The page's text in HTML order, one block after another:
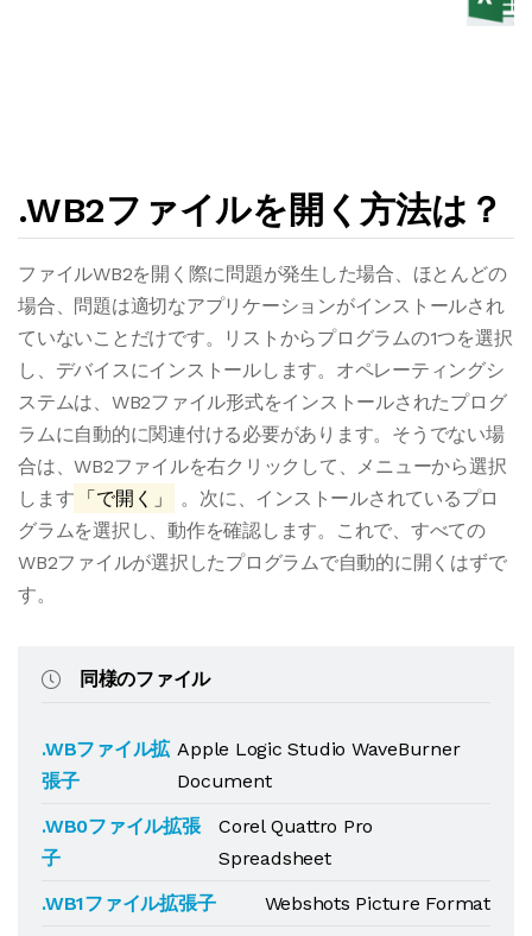
.WB2ファイルを開く方法は？
ファイルWB2を開く際に問題が発生した場合、ほとんどの
場合、問題は適切なアプリケーションがインストールされ
ていないことだけです。リストからプログラムの1つを選択
し、デバイスにインストールします。オペレーティングシ
ステムは、WB2ファイル形式をインストールされたプログ
ラムに自動的に関連付ける必要があります。そうでない場
合は、WB2ファイルを右クリックして、メニューから選択
します
「で開く」
。次に、インストールされているプロ
グラムを選択し、動作を確認します。これで、すべての
WB2ファイルが選択したプログラムで自動的に開くはずで
す。
同様のファイル
.WBファイル拡
張子
Apple Logic Studio WaveBurner
Document
.WB0ファイル拡張
子
Corel Quattro Pro
Spreadsheet
.WB1ファイル拡張子
Webshots Picture Format